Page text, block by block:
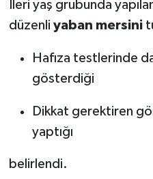
İleri yaş grubunda
düzenli yaban mersini
Hafıza testlerinde
gösterdiği
Dikkat gerektiren
yaptığı
belirlendi.